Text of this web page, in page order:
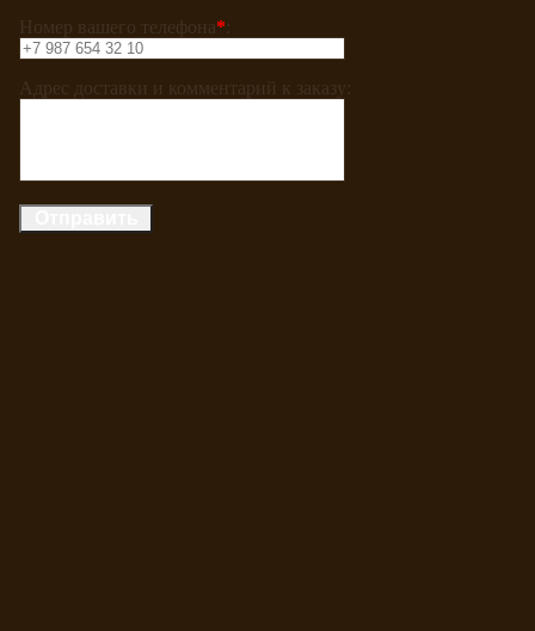
Номер вашего телефона*
Адрес доставки и комментарий к заказу: